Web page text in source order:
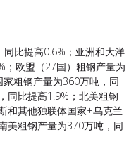
比提高0.6%；亚洲和大洋
；欧盟（27国）粗钢产量为
粗钢产量为360万吨，同
同比提高1.9%；北美粗钢
和其他独联体国家+乌克兰
美粗钢产量为370万吨，同